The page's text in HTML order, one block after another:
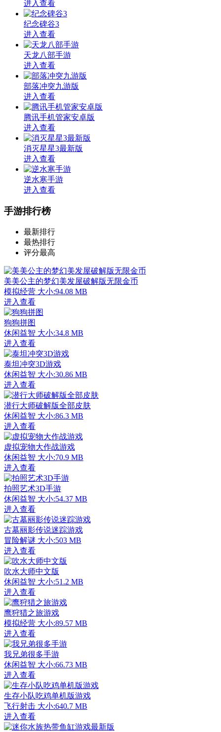
进入查看
纪念碑谷3
进入查看
天龙八部手游
进入查看
部落冲突九游版
进入查看
腾讯手机管家安卓版
进入查看
消灭星星3最新版
进入查看
逆水寒手游
进入查看
手游排行榜
最新排行
最热排行
评分最高
美美公主的梦幻美发屋破解版无限金币
模拟经营 大小:94.08 MB
进入查看
狗狗拼图
休闲益智 大小:34.8 MB
进入查看
泰坦冲突3D游戏
休闲益智 大小:30.86 MB
进入查看
潜行大师破解版全部皮肤
休闲益智 大小:86.3 MB
进入查看
虚拟宠物大作战游戏
休闲益智 大小:70.9 MB
进入查看
拍照艺术3D手游
休闲益智 大小:54.37 MB
进入查看
古墓丽影传说迷踪游戏
冒险解谜 大小:503 MB
进入查看
吹水大师中文版
休闲益智 大小:51.2 MB
进入查看
鹰狩猎之旅游戏
模拟经营 大小:89.57 MB
进入查看
我兄弟很多手游
休闲益智 大小:66.73 MB
进入查看
生存小队吃鸡单机版游戏
飞行射击 大小:640.7 MB
进入查看